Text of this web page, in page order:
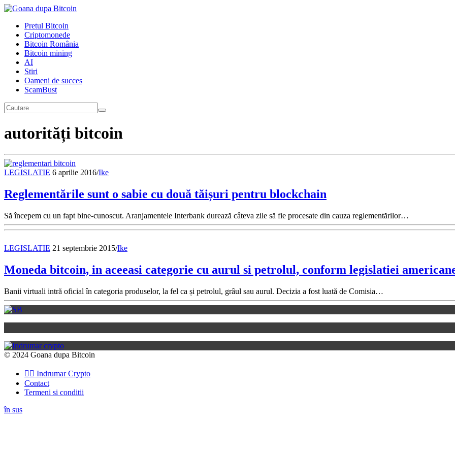
Pretul Bitcoin
Criptomonede
Bitcoin România
Bitcoin mining
AI
Stiri
Oameni de succes
ScamBust
autorități bitcoin
LEGISLATIE 6 aprilie 2016/Ike
Reglementările sunt o sabie cu două tăișuri pentru blockchain
Să începem cu un fapt bine-cunoscut. Aranjamentele Interbank durează câteva zile să fie procesate din cauza reglementărilor…
LEGISLATIE 21 septembrie 2015/Ike
Moneda bitcoin, in aceeasi categorie cu aurul si petrolul, conform legislatiei
Banii virtuali intră oficial în categoria produselor, la fel ca și petrolul, grâul sau aurul. Decizia a fost luată de Comisia…
© 2024 Goana dupa Bitcoin
👉🏽 Indrumar Crypto
Contact
Termeni si conditii
în sus